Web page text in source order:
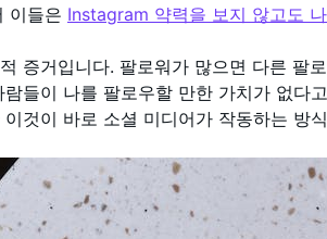
이들은 Instagram 약력을 보지 않고도
증거입니다. 팔로워가 많으면 다른 팔
람들이 나를 팔로우할 만한 가치가 없다
이것이 바로 소셜 미디어가 작동하는 방